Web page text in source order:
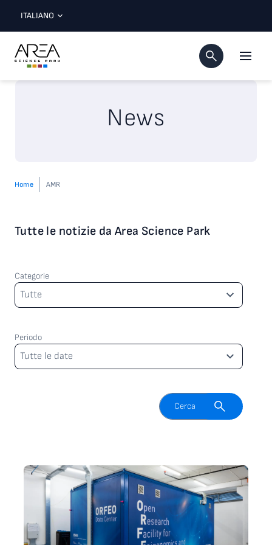
ITALIANO
News
Home AMR
Tutte le notizie da Area Science Park
Categorie
Categorie
Tutte
Periodo
Periodo
Tutte le date
Attiva il campo di ricerca